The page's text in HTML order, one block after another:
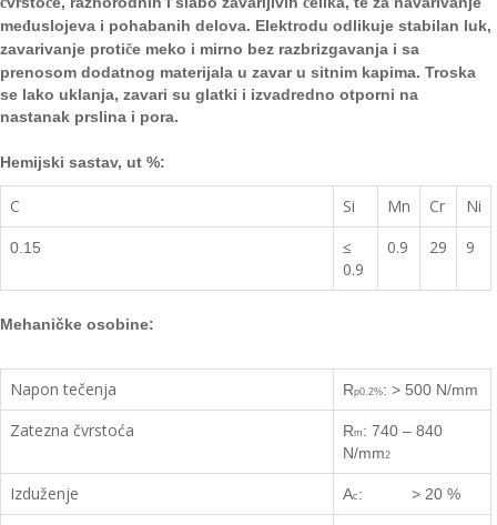
međuslojeva i pohabanih delova. Elektrodu odlikuje stabilan luk,
zavarivanje protiče meko i mirno bez razbrizgavanja i sa
prenosom dodatnog materijala u zavar u sitnim kapima. Troska
se lako uklanja, zavari su glatki i izvadredno otporni na
nastanak prslina i pora.
Hemijski sastav, ut %:
C Si Mn Cr Ni
0.15
≤
0.9
0.9 29 9
Mehaničke osobine:
Napon tečenja Rp0.2%: > 500 N/mm
Zatezna čvrstoća Rm: 740 – 840
N/mm2
Izduženje Ac: > 20 %